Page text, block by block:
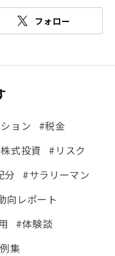
フォロー
ョン
#税金
式投資
#リスク
分 #サラリーマン
向レポート
#体験談
集